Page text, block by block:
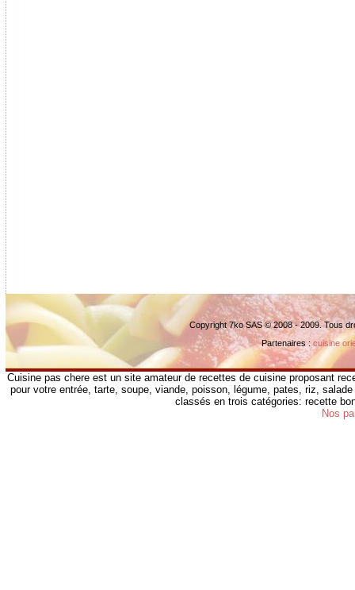
Copyright 7ko SAS © 2008 - 2009. Tous
Partenaires :cuisine
Cuisine pas chere est un site amateur de recettes de cuisine proposant
pour votre entrée, tarte, soupe, viande, poisson, légume, pates, riz,
classés en trois catégories: recette
Nos